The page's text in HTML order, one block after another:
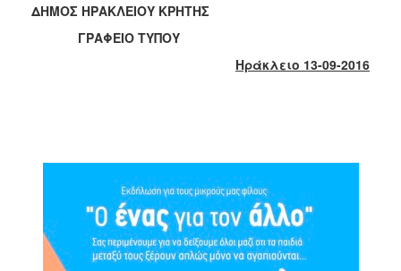
2020
2019
2012
2011
2010
ΔΗΜΟΣ ΗΡΑΚΛΕΙΟΥ ΚΡΗΤΗΣ
ΓΡΑΦΕΙΟ ΤΥΠΟΥ
Ηράκλειο 13-09-2016